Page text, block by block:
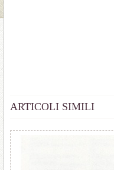
ARTICOLI SIMILI